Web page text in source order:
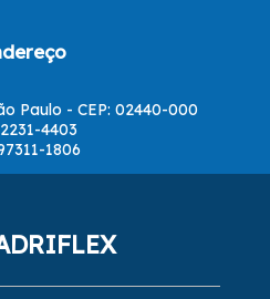
Paulo - CEP: 02440-000
4403
1806